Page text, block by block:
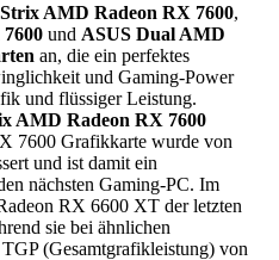
AMD Radeon RX 7600,
und ASUS Dual AMD
an, die ein perfektes
und Gaming-Power
und flüssiger Leistung.
AMD Radeon RX 7600
7600 Grafikkarte wurde von
und ist damit ein
nächsten Gaming-PC. Im
RX 6600 XT der letzten
sie bei ähnlichen
(Gesamtgrafikleistung) von